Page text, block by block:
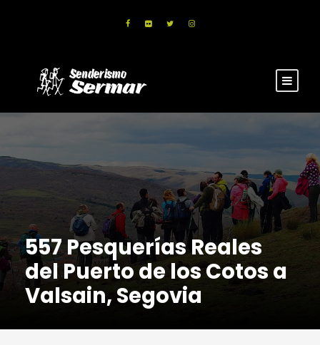
557 Pesquerías Reales
del Puerto de los Cotos a
Valsain, Segovia